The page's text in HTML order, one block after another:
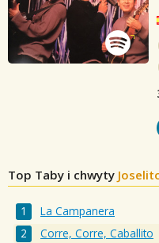
Top Taby i chwyty
La Campanera
Corre, Corre, Caballito